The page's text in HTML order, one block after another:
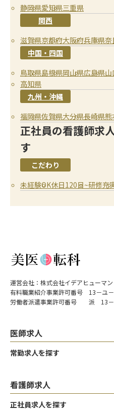
静岡県愛知県三重県
関西
滋賀県京都府大阪府兵庫県奈
中国・四国
鳥取県島根県岡山県広島県
高知県
九州・沖縄
福岡県佐賀県大分県長崎県熊
正社員の看護師求
す
こだわり
未経験OK休日120日~研修充
運営会社：株式会社イデアヒューマン
有料職業紹介事業許可番号 13－ユ
労働者派遣事業許可番号 派 13－
医師求人
常勤求人を探す
看護師求人
正社員求人を探す